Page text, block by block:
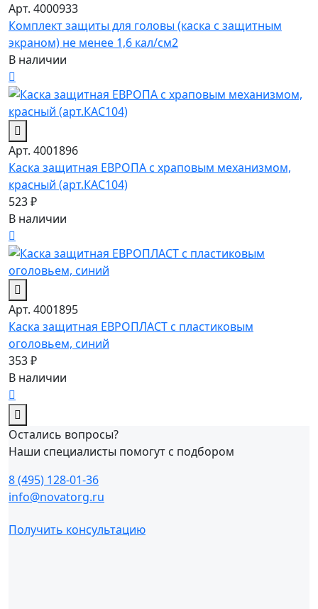
Арт. 4000933
Комплект защиты для головы (каска с защитным
экраном) не менее 1,6 кал/см2
В наличии
Арт. 4001896
Каска защитная ЕВРОПА с храповым механизмом,
красный (арт.КАС104)
523 ₽
В наличии
Арт. 4001895
Каска защитная ЕВРОПЛАСТ с пластиковым
оголовьем, синий
353 ₽
В наличии
Остались вопросы?
Наши специалисты помогут с подбором
8 (495) 128-01-36
info@novatorg.ru
Получить консультацию